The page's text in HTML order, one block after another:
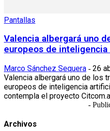
Pantallas
Valencia albergará uno
europeos de inteligencia
Marco Sánchez Sequera - 26
Valencia albergará uno de los
europeos de inteligencia
contempla el proyecto
-
Archivos